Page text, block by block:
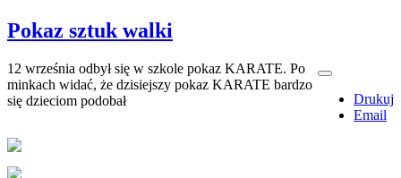
Pokaz sztuk walki
Drukuj
Email
12 września odbył się w szkole pokaz KARATE. Po
minkach widać, że dzisiejszy pokaz KARATE bardzo
się dzieciom podobał